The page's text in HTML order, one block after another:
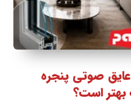
صوتی پنجره
است؟